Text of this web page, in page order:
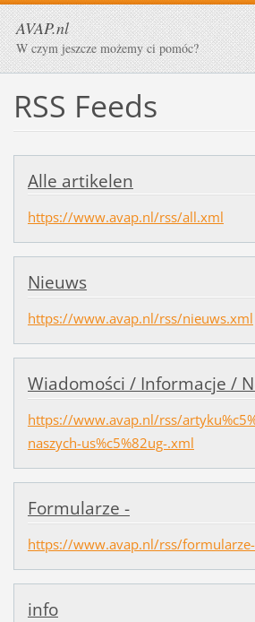
AVAP.nl
W czym jeszcze możemy ci pomóc?
RSS Feeds
Alle artikelen
https://www.avap.nl/rss/all.xml
Nieuws
https://www.avap.nl/rss/nieuws.xml
Wiadomości / Informacje /
https://www.avap.nl/rss/
naszych-us%c5%82ug-.xml
Formularze -
https://www.avap.nl/rss/
info